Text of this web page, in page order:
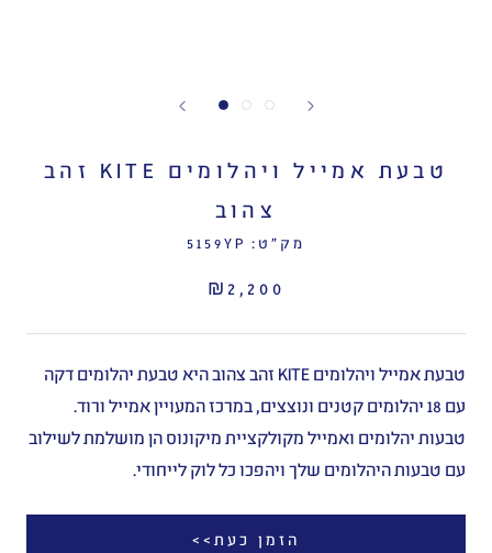
טבעת אמייל ויהלומים KITE זהב
צהוב
מק"ט: 5159YP
₪2,200
טבעת אמייל ויהלומים KITE זהב צהוב היא טבעת יהלומים דקה
עם 18 יהלומים קטנים ונוצצים, במרכז המעויין אמייל ורוד.
טבעות יהלומים ואמייל מקולקציית מיקונוס הן מושלמת לשילוב
עם טבעות היהלומים שלך ויהפכו כל לוק לייחודי.
הזמן כעת>>